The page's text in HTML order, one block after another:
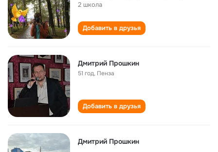
2 школа
Добавить в друзья
Дмитрий Прошкин
51 год, Пенза
Добавить в друзья
Дмитрий Прошкин